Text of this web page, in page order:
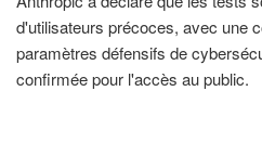
d'utilisateurs précoces, avec une
paramètres défensifs de
confirmée pour l'accès au public.